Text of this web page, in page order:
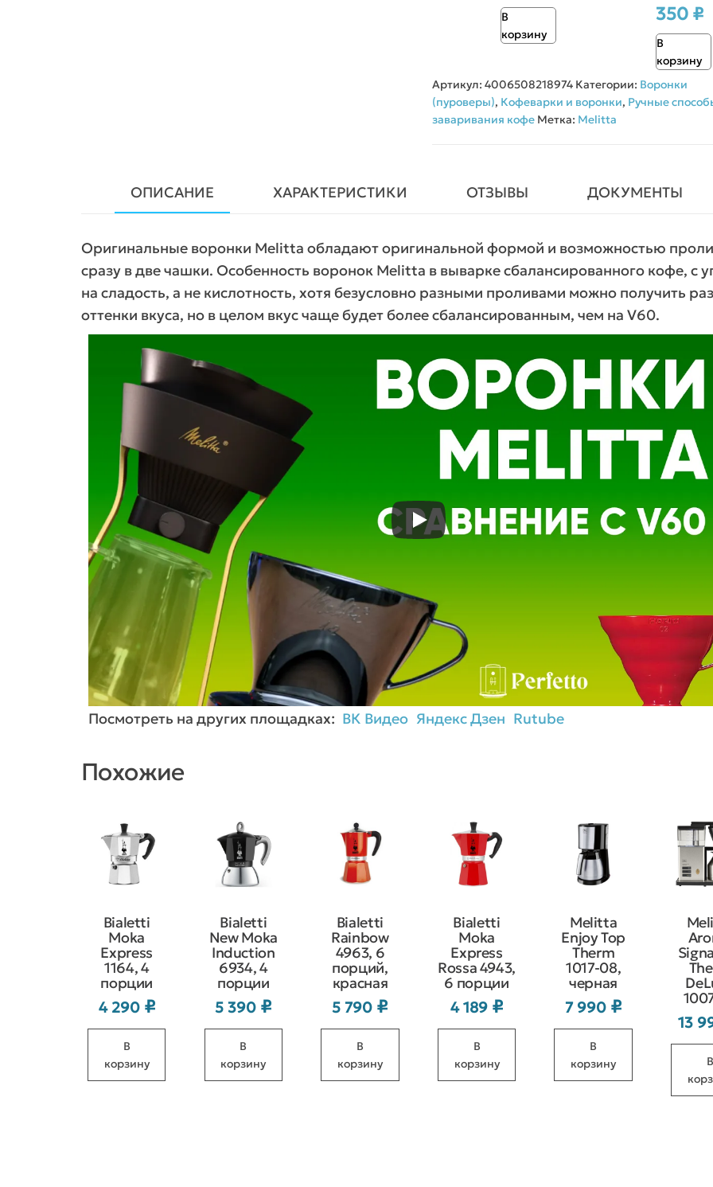
В
корзину
350 ₽
В
корзину
Артикул: 4006508218974 Категории: Воронки
(пуроверы), Кофеварки и воронки, Ручные
заваривания кофе Метка: Melitta
ОПИСАНИЕ ХАРАКТЕРИСТИКИ ОТЗЫВЫ ДОКУМЕНТЫ
Оригинальные воронки Melitta обладают оригинальной формой и возможностью
сразу в две чашки. Особенность воронок Melitta в выварке сбалансированного кофе, с
на сладость, а не кислотность, хотя безусловно разными проливами можно получить
оттенки вкуса, но в целом вкус чаще будет более сбалансированным, чем на V60.
Посмотреть на других площадках: ВК Видео Яндекс Дзен Rutube
Похожие
Bialetti
Moka
Express
1164, 4
порции
4 290 ₽
В
корзину
Bialetti
New Moka
Induction
6934, 4
порции
5 390 ₽
В
корзину
Bialetti
Rainbow
4963, 6
порций,
красная
5 790 ₽
В
корзину
Bialetti
Moka
Express
Rossa 4943,
6 порции
4 189 ₽
В
корзину
Melitta
Enjoy Top
Therm
1017-08,
черная
7 990 ₽
В
корзину
13
В